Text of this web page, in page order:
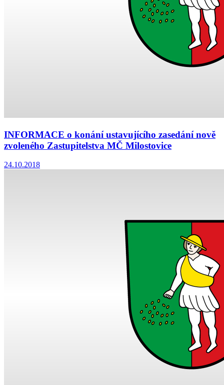
INFORMACE o konání ustavujícího zasedání nově
zvoleného Zastupitelstva MČ Milostovice
24.10.2018